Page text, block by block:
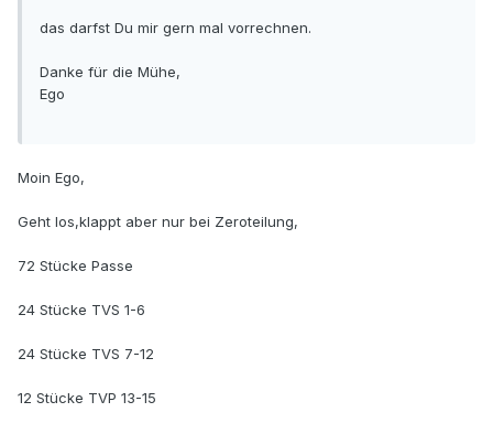
das darfst Du mir gern mal vorrechnen.
Danke für die Mühe,
Ego
Moin Ego,
Geht los,klappt aber nur bei Zeroteilung,
72 Stücke Passe
24 Stücke TVS 1-6
24 Stücke TVS 7-12
12 Stücke TVP 13-15